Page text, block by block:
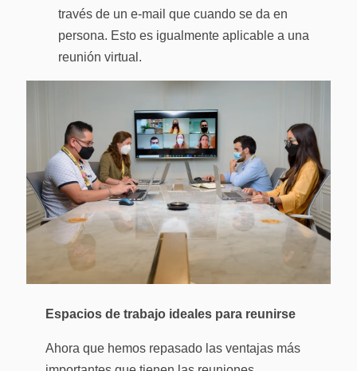
través de un e-mail que cuando se da en
persona. Esto es igualmente aplicable a una
reunión virtual.
Espacios de trabajo ideales para reunirse
Ahora que hemos repasado las ventajas más